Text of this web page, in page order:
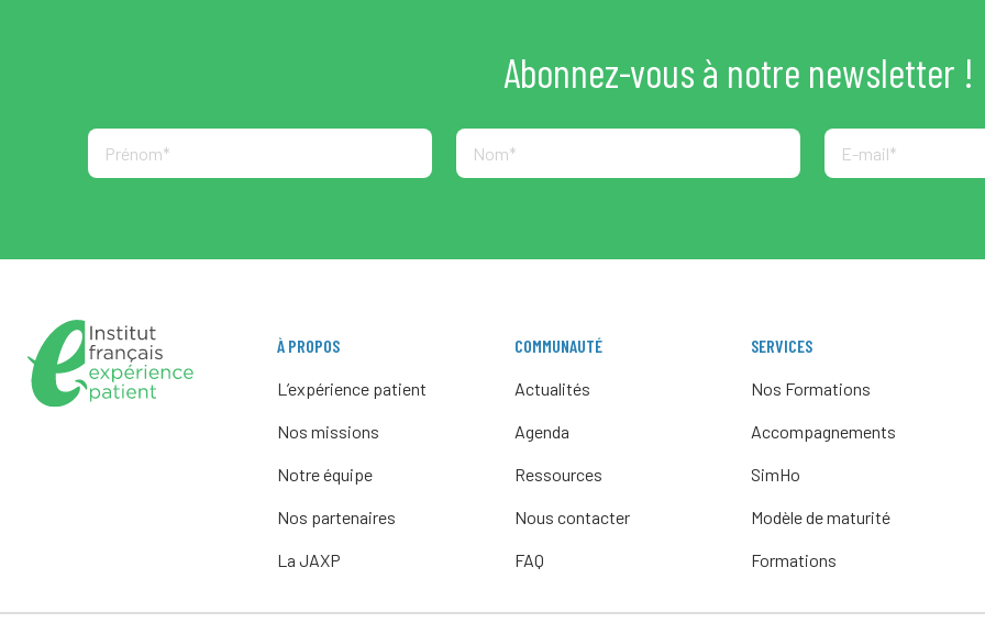
Abonnez-vous à notre newsletter !
À PROPOS
L’expérience patient
Nos missions
Notre équipe
Nos partenaires
La JAXP
COMMUNAUTÉ
Actualités
Agenda
Ressources
Nous contacter
FAQ
SERVICES
Nos Formations
Accompagnements
SimHo
Modèle de maturité
Formations